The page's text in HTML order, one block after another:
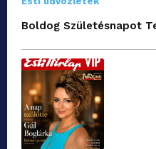
Boldog Születésnapot